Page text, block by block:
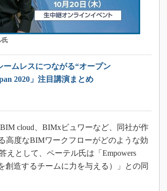
氏
ムレスにつながる“オープン
2020」注目講演まとめ
cloud、BIMxビュワーなど、同社が作
高度なBIMワークフローがどのような効
えとして、ペーテル氏は「Empowers
創造するチームに力を与える）」との同